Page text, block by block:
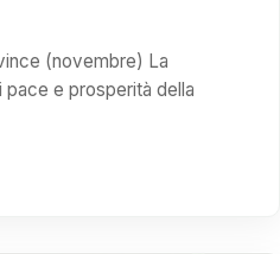
(novembre) La
e prosperità della